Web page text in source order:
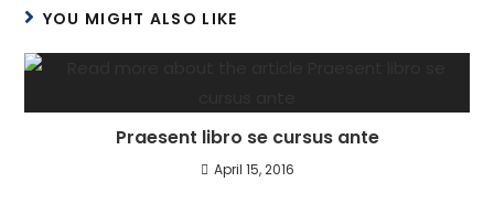
YOU MIGHT ALSO LIKE
Praesent libro se cursus ante
April 15, 2016